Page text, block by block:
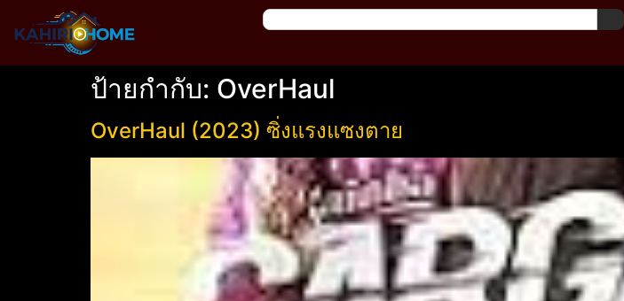
ป้ายกำกับ: OverHaul
OverHaul (2023) ซิ่งแรงแซงตาย